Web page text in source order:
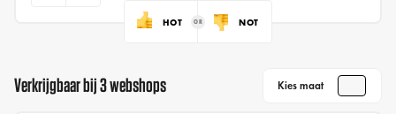
HOT NOT
Verkrijgbaar bij 3 webshops Kies maat